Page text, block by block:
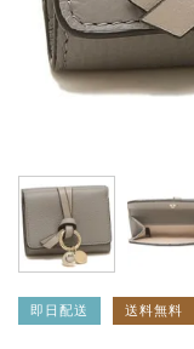
即日配送 送料無料